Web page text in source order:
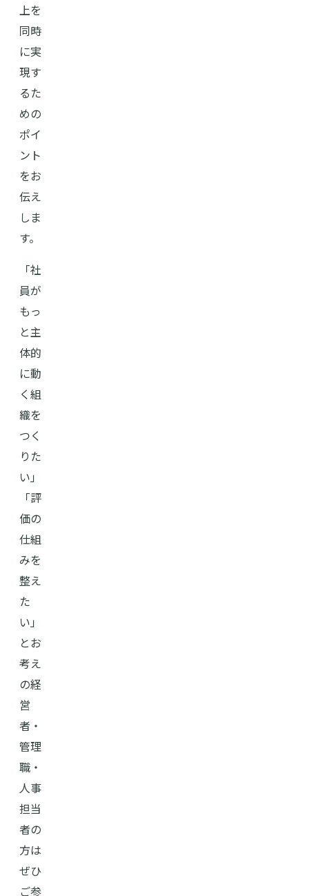
上を
同時
に実
現す
るた
めの
ポイ
ント
をお
伝え
しま
す。
「社
員が
もっ
と主
体的
に動
く組
織を
つく
りた
い」
「評
価の
仕組
みを
整え
た
い」
とお
考え
の経
営
者・
管理
職・
人事
担当
者の
方は
ぜひ
ご参